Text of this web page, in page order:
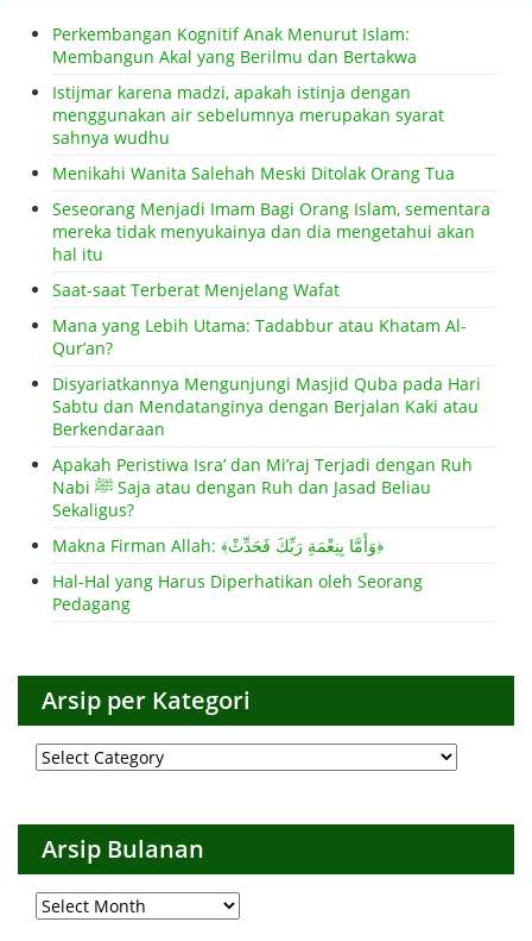
Perkembangan Kognitif Anak Menurut Islam:
Membangun Akal yang Berilmu dan Bertakwa
Istijmar karena madzi, apakah istinja dengan
menggunakan air sebelumnya merupakan syarat
sahnya wudhu
Menikahi Wanita Salehah Meski Ditolak Orang Tua
Seseorang Menjadi Imam Bagi Orang Islam, sementara
mereka tidak menyukainya dan dia mengetahui akan
hal itu
Saat-saat Terberat Menjelang Wafat
Mana yang Lebih Utama: Tadabbur atau Khatam Al-
Qur’an?
Disyariatkannya Mengunjungi Masjid Quba pada Hari
Sabtu dan Mendatanginya dengan Berjalan Kaki atau
Berkendaraan
Apakah Peristiwa Isra’ dan Mi’raj Terjadi dengan Ruh
Nabi ﷺ Saja atau dengan Ruh dan Jasad Beliau
Sekaligus?
Makna Firman Allah: ﴾وَأَمَّا بِنِعْمَةِ رَبِّكَ فَحَدِّثْ﴿
Hal-Hal yang Harus Diperhatikan oleh Seorang
Pedagang
Arsip per Kategori
Arsip
per
Arsip Bulanan
Arsip
Bulanan